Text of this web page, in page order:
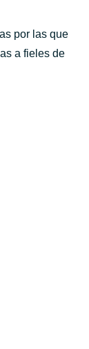
por las que
a fieles de